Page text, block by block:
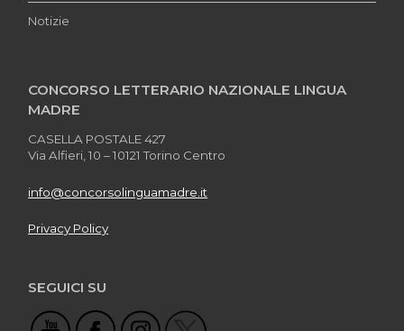
Notizie
CONCORSO LETTERARIO NAZIONALE LINGUA
MADRE
CASELLA POSTALE 427
Via Alfieri, 10 – 10121 Torino Centro
info@concorsolinguamadre.it
Privacy Policy
SEGUICI SU